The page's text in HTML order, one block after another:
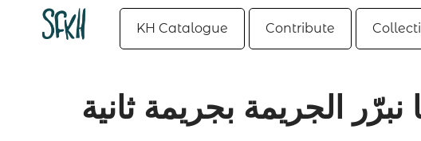
KH Catalogue Contribute
الجريمة بجريمة ثانية